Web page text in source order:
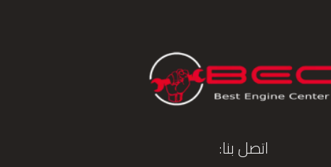
اتصل بنا: